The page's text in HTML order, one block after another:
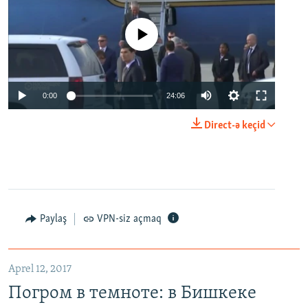
No media source currently available
0:00 24:06
Direct-ə keçid
Paylaş VPN-siz açmaq
Aprel 12, 2017
Погром в темноте: в Бишкеке